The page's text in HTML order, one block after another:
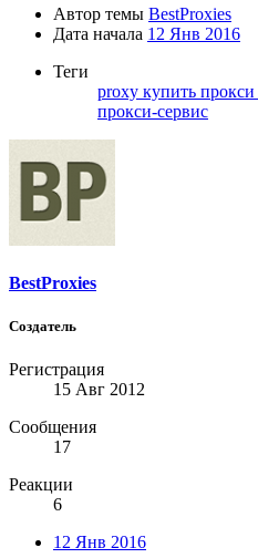
Автор темы BestProxies
Дата начала 12 Янв 2016
Теги
proxy купить прокси
прокси-сервис
BestProxies
Создатель
Регистрация
15 Авг 2012
Сообщения
17
Реакции
6
12 Янв 2016